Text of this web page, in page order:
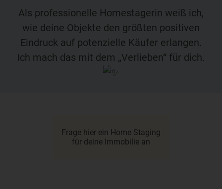
Als professionelle Homestagerin weiß ich,
wie deine Objekte den größten positiven
Eindruck auf potenzielle Käufer erlangen.
Ich mach das mit dem „Verlieben“ für dich.
Frage hier ein Home Staging
für deine Immobilie an